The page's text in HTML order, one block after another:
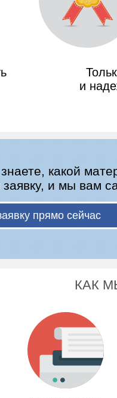
и
какой
заявку, и мы вам
прямо сейчас
КАК